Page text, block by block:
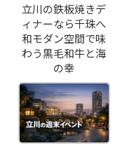
立川の鉄板焼きデ
ィナーなら千珠へ
和モダン空間で味
わう黒毛和牛と海
の幸